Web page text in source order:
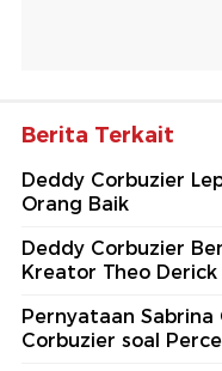
Berita Terkait
Deddy Corbuzier
Orang Baik
Deddy Corbuzier
Kreator Theo Derick
Pernyataan Sabrina
Corbuzier soal